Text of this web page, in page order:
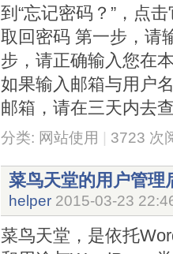
到“忘记密码？”，点
取回密码 第一步，请
步，请正确输入您在
如果输入邮箱与用户
邮箱，请在三天内去
分类: 网站使用 3723 次
菜鸟天堂的用户管理
helper 2015-03-23
菜鸟天堂，是依托